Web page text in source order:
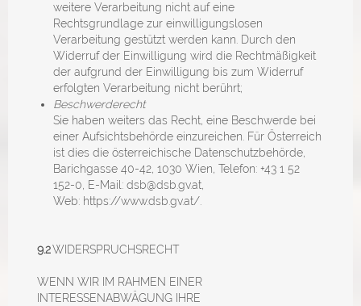
weitere Verarbeitung nicht auf eine
Rechtsgrundlage zur einwilligungslosen
Verarbeitung gestützt werden kann. Durch den
Widerruf der Einwilligung wird die Rechtmäßigkeit
der aufgrund der Einwilligung bis zum Widerruf
erfolgten Verarbeitung nicht berührt;
Beschwerderecht
Sie haben weiters das Recht, eine Beschwerde bei
einer Aufsichtsbehörde einzureichen. Für Österreich
ist dies die österreichische Datenschutzbehörde,
Barichgasse 40-42, 1030 Wien, Telefon: +43 1 52
152-0, E-Mail: dsb@dsb.gv.at,
Web: https://www.dsb.gv.at/.
9.2WIDERSPRUCHSRECHT
WENN WIR IM RAHMEN EINER
INTERESSENABWÄGUNG IHRE